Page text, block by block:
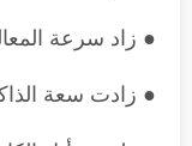
● زاد سرعة المعالج
● زادت سعة الذاكرة